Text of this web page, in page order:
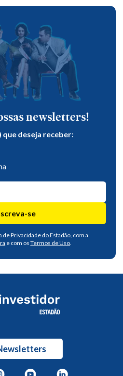
newsletters!
que deseja receber:
se
de Privacidade do Estadão, com a
e com os Termos de Uso.